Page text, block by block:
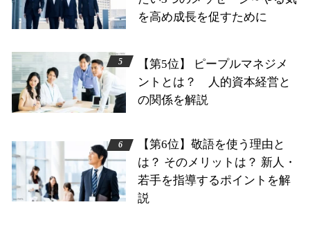
を高め成長を促すために
【第5位】 ピープルマネジメ
ントとは？ 人的資本経営と
の関係を解説
【第6位】敬語を使う理由と
は？ そのメリットは？ 新人・
若手を指導するポイントを解
説